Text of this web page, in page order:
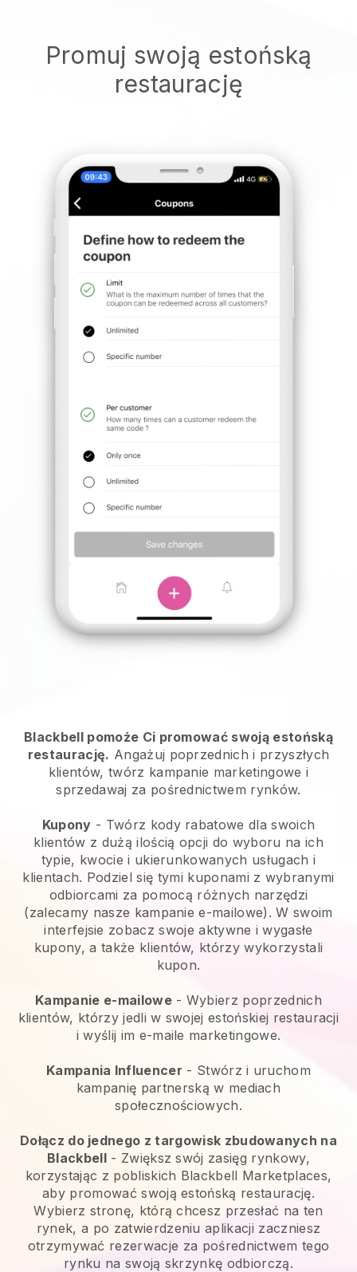
Promuj swoją estońską
restaurację
Blackbell pomoże Ci promować swoją estońską
restaurację. Angażuj poprzednich i przyszłych
klientów, twórz kampanie marketingowe i
sprzedawaj za pośrednictwem rynków.
Kupony - Twórz kody rabatowe dla swoich
klientów z dużą ilością opcji do wyboru na ich
typie, kwocie i ukierunkowanych usługach i
klientach. Podziel się tymi kuponami z wybranymi
odbiorcami za pomocą różnych narzędzi
(zalecamy nasze kampanie e-mailowe). W swoim
interfejsie zobacz swoje aktywne i wygasłe
kupony, a także klientów, którzy wykorzystali
kupon.
Kampanie e-mailowe- Wybierz poprzednich
klientów, którzy jedli w swojej estońskiej restauracji
i wyślij im e-maile marketingowe.
Kampania Influencer - Stwórz i uruchom
kampanię partnerską w mediach
społecznościowych.
Dołącz do jednego z targowisk zbudowanych na
Blackbell- Zwiększ swój zasięg rynkowy,
korzystając z pobliskich Blackbell Marketplaces,
aby promować swoją estońską restaurację.
Wybierz stronę, którą chcesz przesłać na ten
rynek, a po zatwierdzeniu aplikacji zaczniesz
otrzymywać rezerwacje za pośrednictwem tego
rynku na swoją skrzynkę odbiorczą.